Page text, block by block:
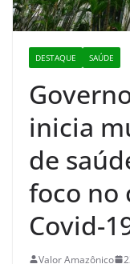
DESTAQUE SAÚDE
inicia
de
foco no
Covid-
Valor Amazônico